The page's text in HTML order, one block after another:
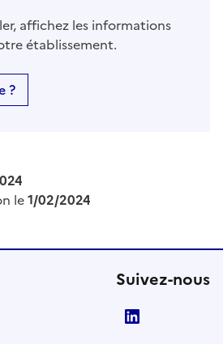
affichez les informations
établissement.
?
le1/02/2024
Suivez-nous